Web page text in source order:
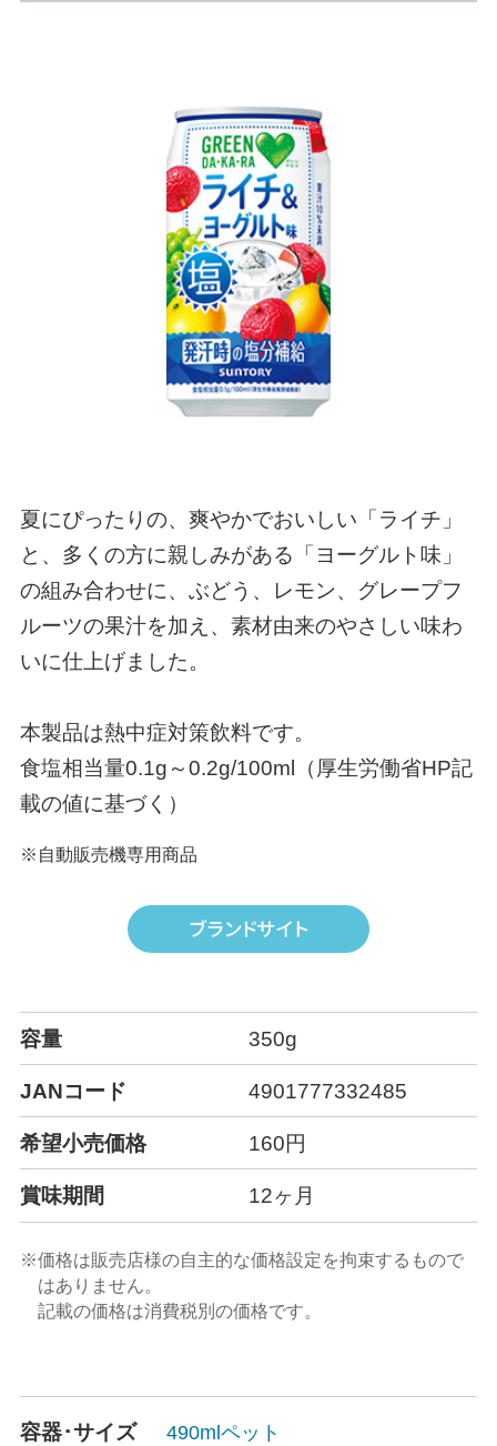
夏にぴったりの、爽やかでおいしい「ライチ」
と、多くの方に親しみがある「ヨーグルト味」
の組み合わせに、ぶどう、レモン、グレープフ
ルーツの果汁を加え、素材由来のやさしい味わ
いに仕上げました。
本製品は熱中症対策飲料です。
食塩相当量0.1g～0.2g/100ml（厚生労働省HP記
載の値に基づく）
※自動販売機専用商品
容量 350g
JANコード 4901777332485
希望小売価格 160円
賞味期間 12ヶ月
※価格は販売店様の自主的な価格設定を拘束するもので
はありません。
記載の価格は消費税別の価格です。
容器･サイズ 490mlペット